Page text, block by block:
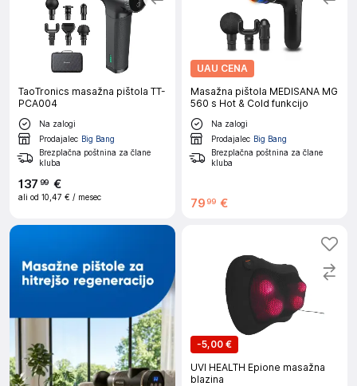
TaoTronics masažna pištola TT-
PCA004
Na zalogi
Prodajalec Big Bang
Brezplačna poštnina za člane
kluba
137 99 €
ali od 10,47 € / mesec
UAU CENA
Masažna pištola MEDISANA MG
560 s Hot & Cold funkcijo
Na zalogi
Prodajalec Big Bang
Brezplačna poštnina za člane
kluba
79 99 €
-5,00 €
UVI HEALTH Epione masažna
blazina